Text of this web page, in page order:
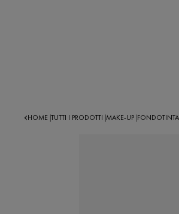
HOME TUTTI I PRODOTTI MAKE-UP FONDOTINTA